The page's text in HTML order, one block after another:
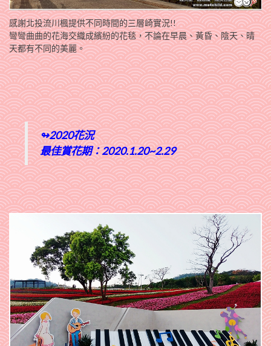
感謝北投流川楓提供不同時間的三層崎實況!!
彎彎曲曲的花海交織成繽紛的花毯，不論在早晨、黃昏、陰天、晴
天都有不同的美麗。
↬2020花況
最佳賞花期：2020.1.20~2.29